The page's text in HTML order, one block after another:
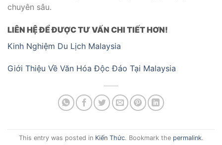
chuyên sâu.
LIÊN HỆ ĐỂ ĐƯỢC TƯ VẤN CHI TIẾT HƠN!
Kinh Nghiệm Du Lịch Malaysia
Giới Thiệu Về Văn Hóa Độc Đáo Tại Malaysia
This entry was posted in Kiến Thức. Bookmark the permalink.